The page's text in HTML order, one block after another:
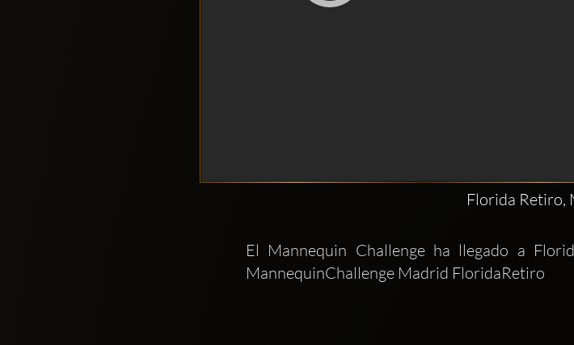
Florida Retiro,
El Mannequin Challenge ha llegado a
MannequinChallenge Madrid FloridaRetiro